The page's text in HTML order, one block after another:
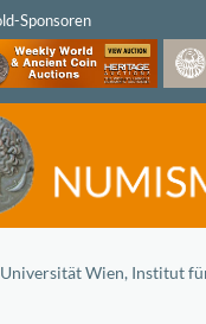
/Universität Wien, Institut